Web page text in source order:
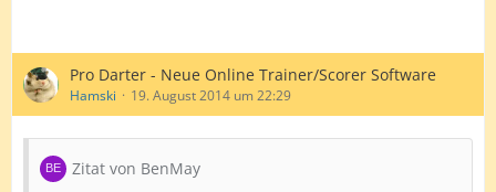
Pro Darter - Neue Online Trainer/Scorer Software
Hamski 19. August 2014 um 22:29
Zitat von BenMay